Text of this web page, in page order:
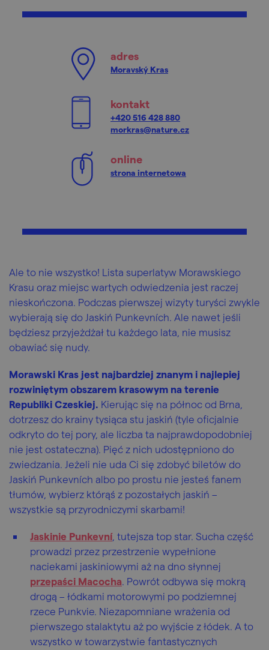
adres
Moravský Kras
kontakt
+420 516 428 880
morkras@nature.cz
online
strona internetowa
Ale to nie wszystko! Lista superlatyw Morawskiego
Krasu oraz miejsc wartych odwiedzenia jest raczej
nieskończona. Podczas pierwszej wizyty turyści zwykle
wybierają się do Jaskiń Punkevních. Ale nawet jeśli
będziesz przyjeżdżał tu każdego lata, nie musisz
obawiać się nudy.
Morawski Kras jest najbardziej znanym i najlepiej
rozwiniętym obszarem krasowym na terenie
Republiki Czeskiej. Kierując się na północ od Brna,
dotrzesz do krainy tysiąca stu jaskiń (tyle oficjalnie
odkryto do tej pory, ale liczba ta najprawdopodobniej
nie jest ostateczna). Pięć z nich udostępniono do
zwiedzania. Jeżeli nie uda Ci się zdobyć biletów do
Jaskiń Punkevních albo po prostu nie jesteś fanem
tłumów, wybierz którąś z pozostałych jaskiń –
wszystkie są przyrodniczymi skarbami!
Jaskinie Punkevní, tutejsza top star. Sucha część
prowadzi przez przestrzenie wypełnione
naciekami jaskiniowymi aż na dno słynnej
przepaści Macocha. Powrót odbywa się mokrą
drogą – łódkami motorowymi po podziemnej
rzece Punkvie. Niezapomniane wrażenia od
pierwszego stalaktytu aż po wyjście z łódek. A to
wszystko w towarzystwie fantastycznych